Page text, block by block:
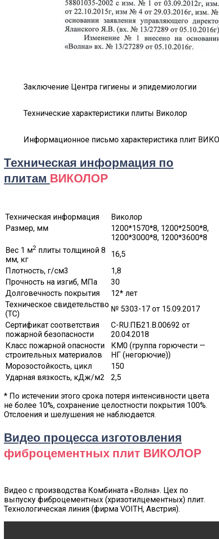
Заключение Центра гигиены и эпидемиологии
Технические характеристики плиты Виколор
Информационное письмо характеристика плит
Техническая информация по
плитам ВИКОЛОР
Техническая информация
Виколор
Размер, мм
1200*1570*8, 1200*2500*8,
1200*3000*8, 1200*3600*8
Вес 1 м2 плиты толщиной 8
мм, кг
16,5
Плотность, г/см3
1,8
Прочность на изгиб, МПа
30
Долговечность покрытия
12* лет
Техническое свидетельство
(ТС)
№ 5303-17 от 15.09.2017
Сертификат соответствия
пожарной безопасности
C-RU.ПБ21.В.00692 от
20.04.2018
Класс пожарной опасности
строительных материалов
КМ0 (группа горючести —
НГ (негорючие))
Морозостойкость, цикл
150
Ударная вязкость, кДж/м2
2,5
* По истечении этого срока потеря интенсивности цвета
не более 10%, сохранение целостности покрытия 100%.
Отслоения и шелушения не наблюдается.
Видео процесса изготовления
фиброцементных плит ВИКОЛОР
Видео с производства Комбината «Волна». Цех по
выпуску фиброцементных (хризотилцементных) плит.
Технологическая линия (фирма VOITH, Австрия).